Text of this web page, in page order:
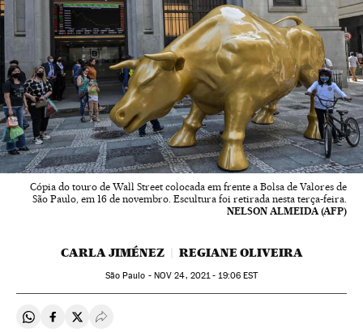
Cópia do touro de Wall Street colocada em frente a Bolsa de Valores de
São Paulo, em 16 de novembro. Escultura foi retirada nesta terça-feira.
NELSON ALMEIDA (AFP)
CARLA JIMÉNEZ REGIANE OLIVEIRA
São Paulo - NOV 24, 2021 - 19:06EST
Compartir en Whatsapp
Compartir en Facebook
Compartir en Twitter
Desplegar Redes Sociales